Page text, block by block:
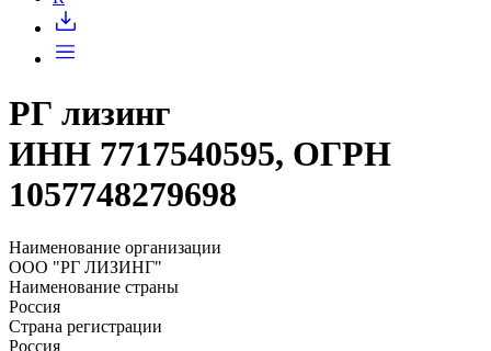
РГ лизинг
ИНН 7717540595, ОГРН
1057748279698
Наименование организации
ООО "РГ ЛИЗИНГ"
Наименование страны
Россия
Страна регистрации
Россия